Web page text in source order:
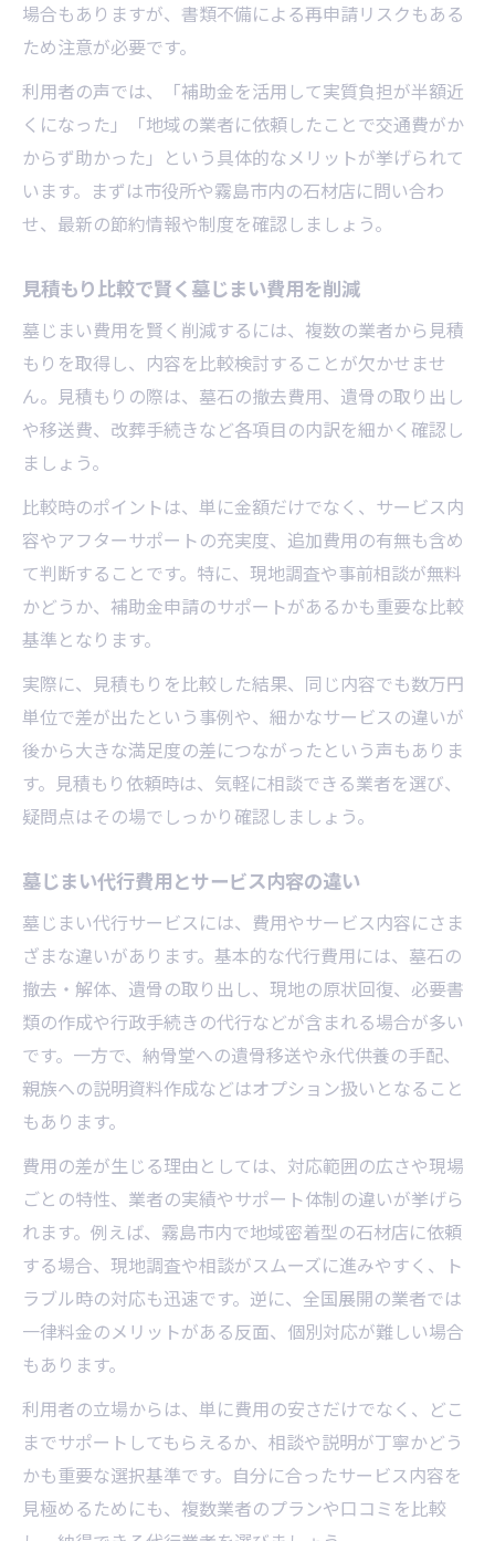
場合もありますが、書類不備による再申請リスクもある
ため注意が必要です。
利用者の声では、「補助金を活用して実質負担が半額近
くになった」「地域の業者に依頼したことで交通費がか
からず助かった」という具体的なメリットが挙げられて
います。まずは市役所や霧島市内の石材店に問い合わ
せ、最新の節約情報や制度を確認しましょう。
見積もり比較で賢く墓じまい費用を削減
墓じまい費用を賢く削減するには、複数の業者から見積
もりを取得し、内容を比較検討することが欠かせませ
ん。見積もりの際は、墓石の撤去費用、遺骨の取り出し
や移送費、改葬手続きなど各項目の内訳を細かく確認し
ましょう。
比較時のポイントは、単に金額だけでなく、サービス内
容やアフターサポートの充実度、追加費用の有無も含め
て判断することです。特に、現地調査や事前相談が無料
かどうか、補助金申請のサポートがあるかも重要な比較
基準となります。
実際に、見積もりを比較した結果、同じ内容でも数万円
単位で差が出たという事例や、細かなサービスの違いが
後から大きな満足度の差につながったという声もありま
す。見積もり依頼時は、気軽に相談できる業者を選び、
疑問点はその場でしっかり確認しましょう。
墓じまい代行費用とサービス内容の違い
墓じまい代行サービスには、費用やサービス内容にさま
ざまな違いがあります。基本的な代行費用には、墓石の
撤去・解体、遺骨の取り出し、現地の原状回復、必要書
類の作成や行政手続きの代行などが含まれる場合が多い
です。一方で、納骨堂への遺骨移送や永代供養の手配、
親族への説明資料作成などはオプション扱いとなること
もあります。
費用の差が生じる理由としては、対応範囲の広さや現場
ごとの特性、業者の実績やサポート体制の違いが挙げら
れます。例えば、霧島市内で地域密着型の石材店に依頼
する場合、現地調査や相談がスムーズに進みやすく、ト
ラブル時の対応も迅速です。逆に、全国展開の業者では
一律料金のメリットがある反面、個別対応が難しい場合
もあります。
利用者の立場からは、単に費用の安さだけでなく、どこ
までサポートしてもらえるか、相談や説明が丁寧かどう
かも重要な選択基準です。自分に合ったサービス内容を
見極めるためにも、複数業者のプランや口コミを比較